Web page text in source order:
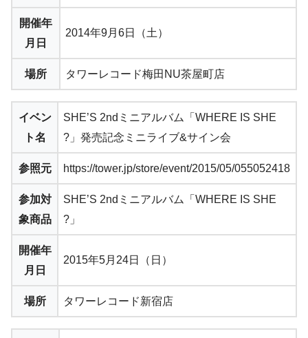
開催年
月日
2014年9月6日（土）
場所 タワーレコード梅田NU茶屋町店
イベン
ト名
SHE’S 2ndミニアルバム「WHERE IS SHE
?」発売記念ミニライブ&サイン会
参照元 https://tower.jp/store/event/2015/05/055052418
参加対
象商品
SHE’S 2ndミニアルバム「WHERE IS SHE
?」
開催年
月日
2015年5月24日（日）
場所 タワーレコード新宿店